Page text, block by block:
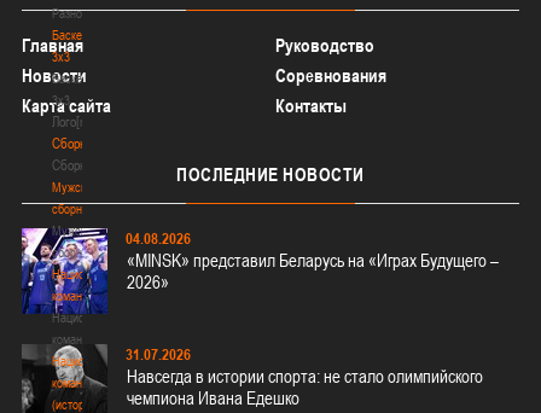
Разное
Баскетбол
3х3
Баскетбол
3х3
Лого[modid=121]
Сборные
Сборные
Мужские
сборные
Мужские
сборные
Национальная
команда
Национальная
команда
Национальная
команда
(история)
Главная
Руководство
Новости
Соревнования
Карта сайта
Контакты
ПОСЛЕДНИЕ НОВОСТИ
04.08.2026
«MINSK» представил Беларусь на «Играх Будущего –
2026»
31.07.2026
Навсегда в истории спорта: не стало олимпийского
чемпиона Ивана Едешко